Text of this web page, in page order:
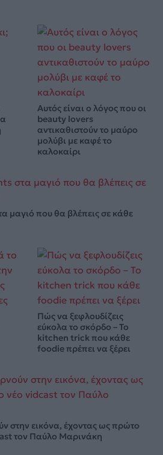
Αυτός είναι ο λόγος που οι
beauty lovers
αντικαθιστούν το μαύρο
μολύβι με καφέ το
καλοκαίρι
μαγιό που θα βλέπεις σε κάθε
Πώς να ξεφλουδίζεις
εύκολα το σκόρδο – Το
kitchen trick που κάθε
foodie πρέπει να ξέρει
στην εικόνα, έχοντας ως πρώτο
τον Παύλο Μαρινάκη